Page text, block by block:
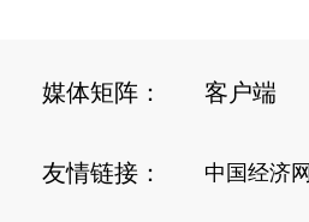
媒体矩阵： 客户端
友情链接： 中国经济网